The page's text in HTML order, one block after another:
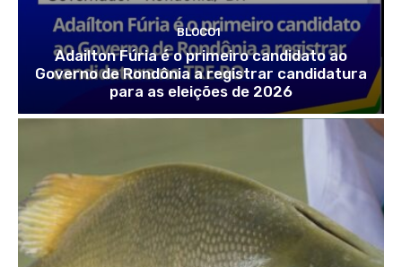
BLOCO1
Adailton Fúria é o primeiro candidato ao
Governo de Rondônia a registrar candidatura
para as eleições de 2026